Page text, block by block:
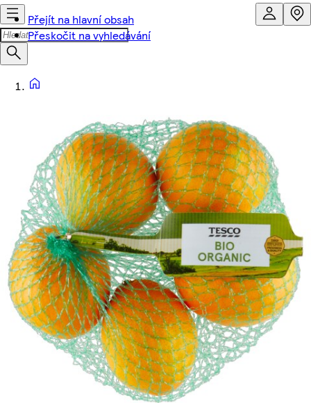
Přejít na hlavní obsah
Přeskočit na vyhledávání